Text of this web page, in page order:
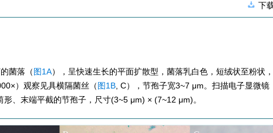
下
菌落（图1A），呈快速生长的平面扩散型，菌落乳白色，短绒状至粉状
×）观察见具横隔菌丝（图1B , C），节孢子宽3~7 μm。扫描电子显微镜
形、末端平截的节孢子，尺寸(3~5 μm) × (7~12 μm)。